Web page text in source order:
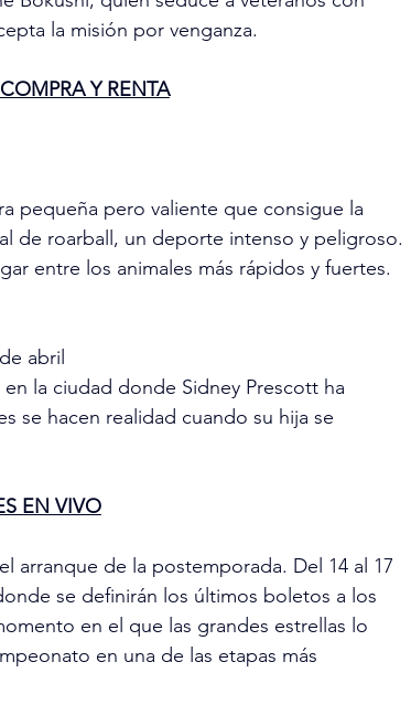
la misión por venganza.
Y RENTA
pequeña pero valiente que consigue la
de roarball, un deporte intenso y peligroso.
entre los animales más rápidos y fuertes.
abril
la ciudad donde Sidney Prescott ha
se hacen realidad cuando su hija se
EN VIVO
arranque de la postemporada. Del 14 al 17
se definirán los últimos boletos a los
en el que las grandes estrellas lo
en una de las etapas más